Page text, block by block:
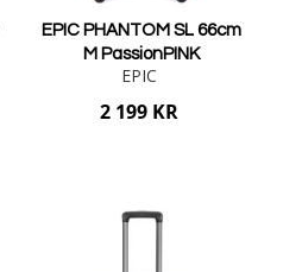
EPIC PHANTOM SL 66cm
M PassionPINK
EPIC
2 199 KR